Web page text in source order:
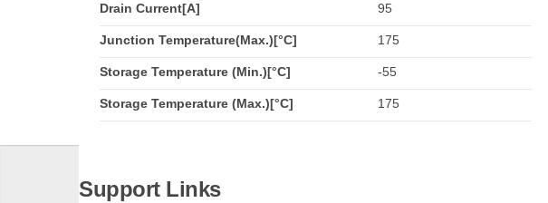
Drain Current[A] 95
Junction Temperature(Max.)[°C] 175
Storage Temperature (Min.)[°C] -55
Storage Temperature (Max.)[°C] 175
Support Links